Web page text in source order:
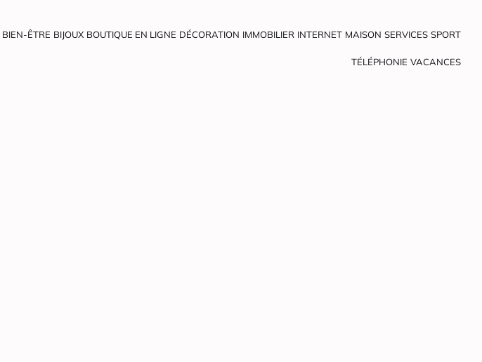
BIEN-ÊTRE BIJOUX BOUTIQUE EN LIGNE DÉCORATION IMMOBILIER INTERNET MAISON SERVICES SPORT
TÉLÉPHONIE VACANCES